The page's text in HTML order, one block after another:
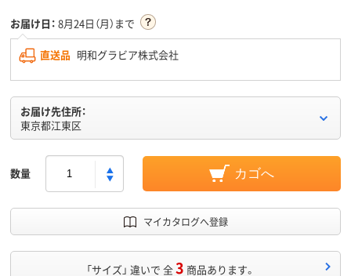
お届け日： 8月24日（月）まで
直送品 明和グラビア株式会社
お届け先住所：
東京都江東区
数量 カゴへ
マイカタログへ登録
「サイズ」 違いで 全3 商品あります。